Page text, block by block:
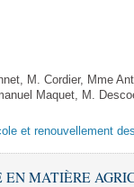
M. Cordier, Mme
Maquet, M.
et renouvellement
EN MATIÈRE